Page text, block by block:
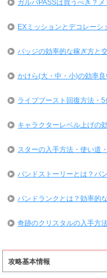
ガルパPASSは買うべき？
EXミッションとデコレー
バッジの効率的な稼ぎ方と
かけら(大・中・小)の効率
ライブブースト回復方法・
キャラクターレベル上げの
スターの入手方法・使い道
バンドストーリーとは？バ
バンドランクとは？効率的
奇跡のクリスタルの入手方
攻略基本情報